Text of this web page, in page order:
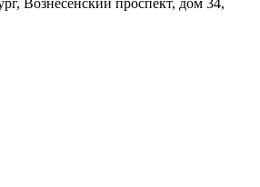
Вознесенский проспект, дом 34,